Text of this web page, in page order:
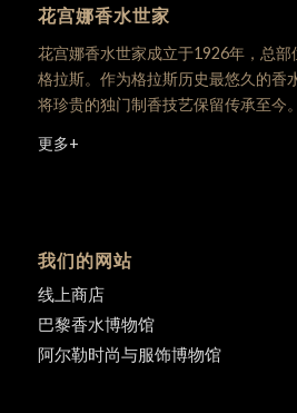
花宫娜香水世家
花宫娜香水世家成立于1926年，总
格拉斯。作为格拉斯历史最悠久的香
将珍贵的独门制香技艺保留传承至今。
更多+
我们的网站
线上商店
巴黎香水博物馆
阿尔勒时尚与服饰博物馆